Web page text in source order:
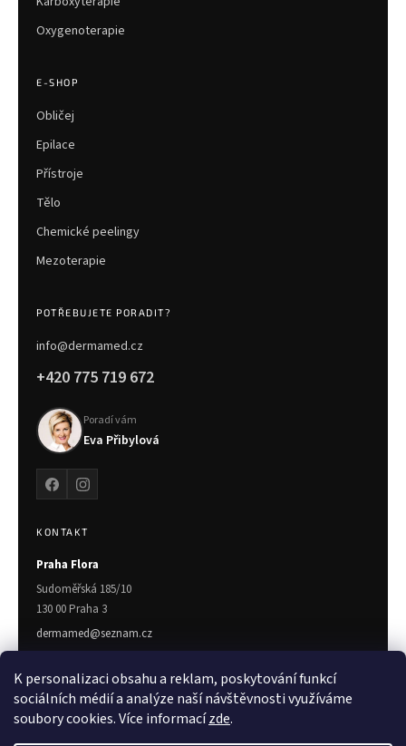
K personalizaci obsahu a reklam, poskytování funkcí
sociálních médií a analýze naší návštěvnosti využíváme
soubory cookies. Více informacízde.
Oxygenoterapie
E-SHOP
Obličej
Epilace
Přístroje
Tělo
Chemické peelingy
Mezoterapie
POTŘEBUJETE PORADIT?
info@dermamed.cz
+420 775 719 672
Poradí vám
Eva Přibylová
KONTAKT
Praha Flora
Sudoměřská 185/10
130 00 Praha 3
dermamed@seznam.cz
775 719 672
Zlín
Třída T. Bati 7023
760 01 Zlín